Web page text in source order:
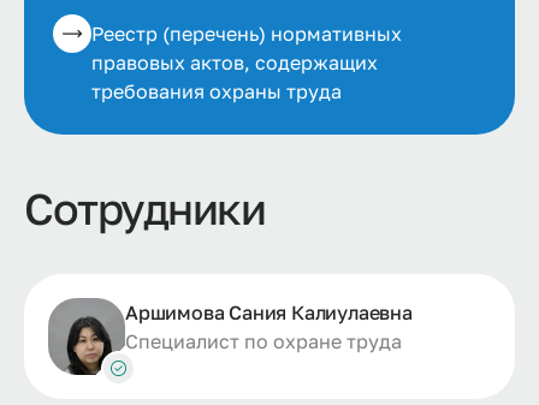
Реестр (перечень) нормативных
правовых актов, содержащих
требования охраны труда
Сотрудники
Аршимова Сания Калиулаевна
Специалист по охране труда